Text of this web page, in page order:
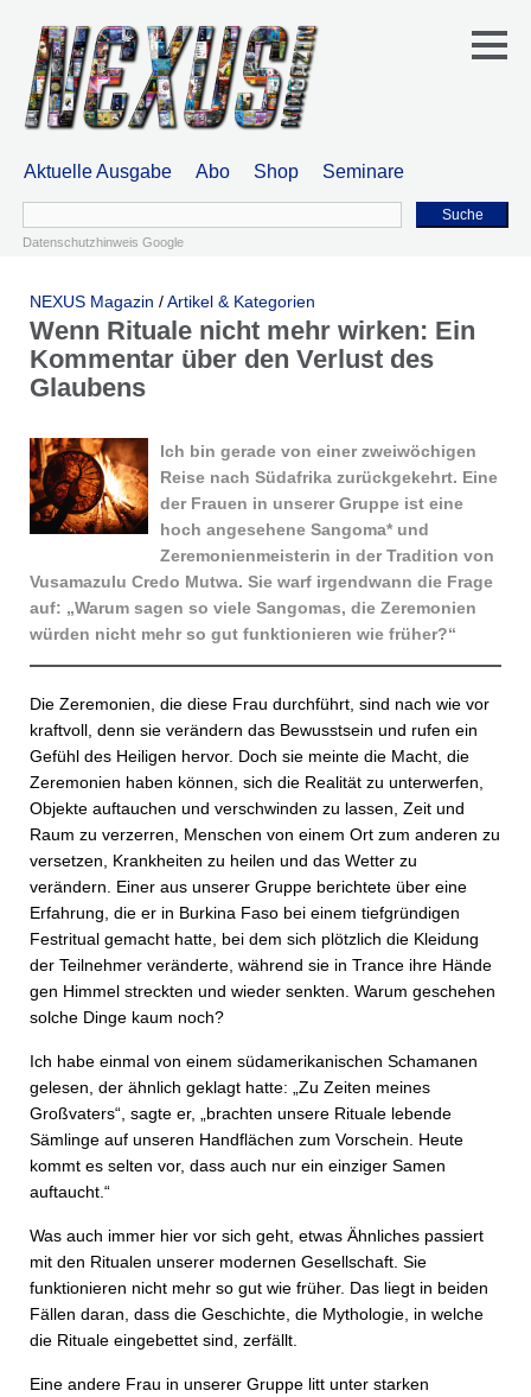
Aktuelle Ausgabe Abo Shop Seminare
Suche
Datenschutzhinweis Google
NEXUS Magazin /Artikel & Kategorien
Wenn Rituale nicht mehr wirken: Ein
Kommentar über den Verlust des
Glaubens
Ich bin gerade von einer zweiwöchigen
Reise nach Südafrika zurückgekehrt. Eine
der Frauen in unserer Gruppe ist eine
hoch angesehene Sangoma* und
Zeremonienmeisterin in der Tradition von
Vusamazulu Credo Mutwa. Sie warf irgendwann die Frage
auf: „Warum sagen so viele Sangomas, die Zeremonien
würden nicht mehr so gut funktionieren wie früher?“
Die Zeremonien, die diese Frau durchführt, sind nach wie vor
kraftvoll, denn sie verändern das Bewusstsein und rufen ein
Gefühl des Heiligen hervor. Doch sie meinte die Macht, die
Zeremonien haben können, sich die Realität zu unterwerfen,
Objekte auftauchen und verschwinden zu lassen, Zeit und
Raum zu verzerren, Menschen von einem Ort zum anderen zu
versetzen, Krankheiten zu heilen und das Wetter zu
verändern. Einer aus unserer Gruppe berichtete über eine
Erfahrung, die er in Burkina Faso bei einem tiefgründigen
Festritual gemacht hatte, bei dem sich plötzlich die Kleidung
der Teilnehmer veränderte, während sie in Trance ihre Hände
gen Himmel streckten und wieder senkten. Warum geschehen
solche Dinge kaum noch?
Ich habe einmal von einem südamerikanischen Schamanen
gelesen, der ähnlich geklagt hatte: „Zu Zeiten meines
Großvaters“, sagte er, „brachten unsere Rituale lebende
Sämlinge auf unseren Handflächen zum Vorschein. Heute
kommt es selten vor, dass auch nur ein einziger Samen
auftaucht.“
Was auch immer hier vor sich geht, etwas Ähnliches passiert
mit den Ritualen unserer modernen Gesellschaft. Sie
funktionieren nicht mehr so gut wie früher. Das liegt in beiden
Fällen da­ran, dass die Geschichte, die Mythologie, in welche
die Rituale eingebettet sind, zerfällt.
Eine andere Frau in unserer Gruppe litt unter starken